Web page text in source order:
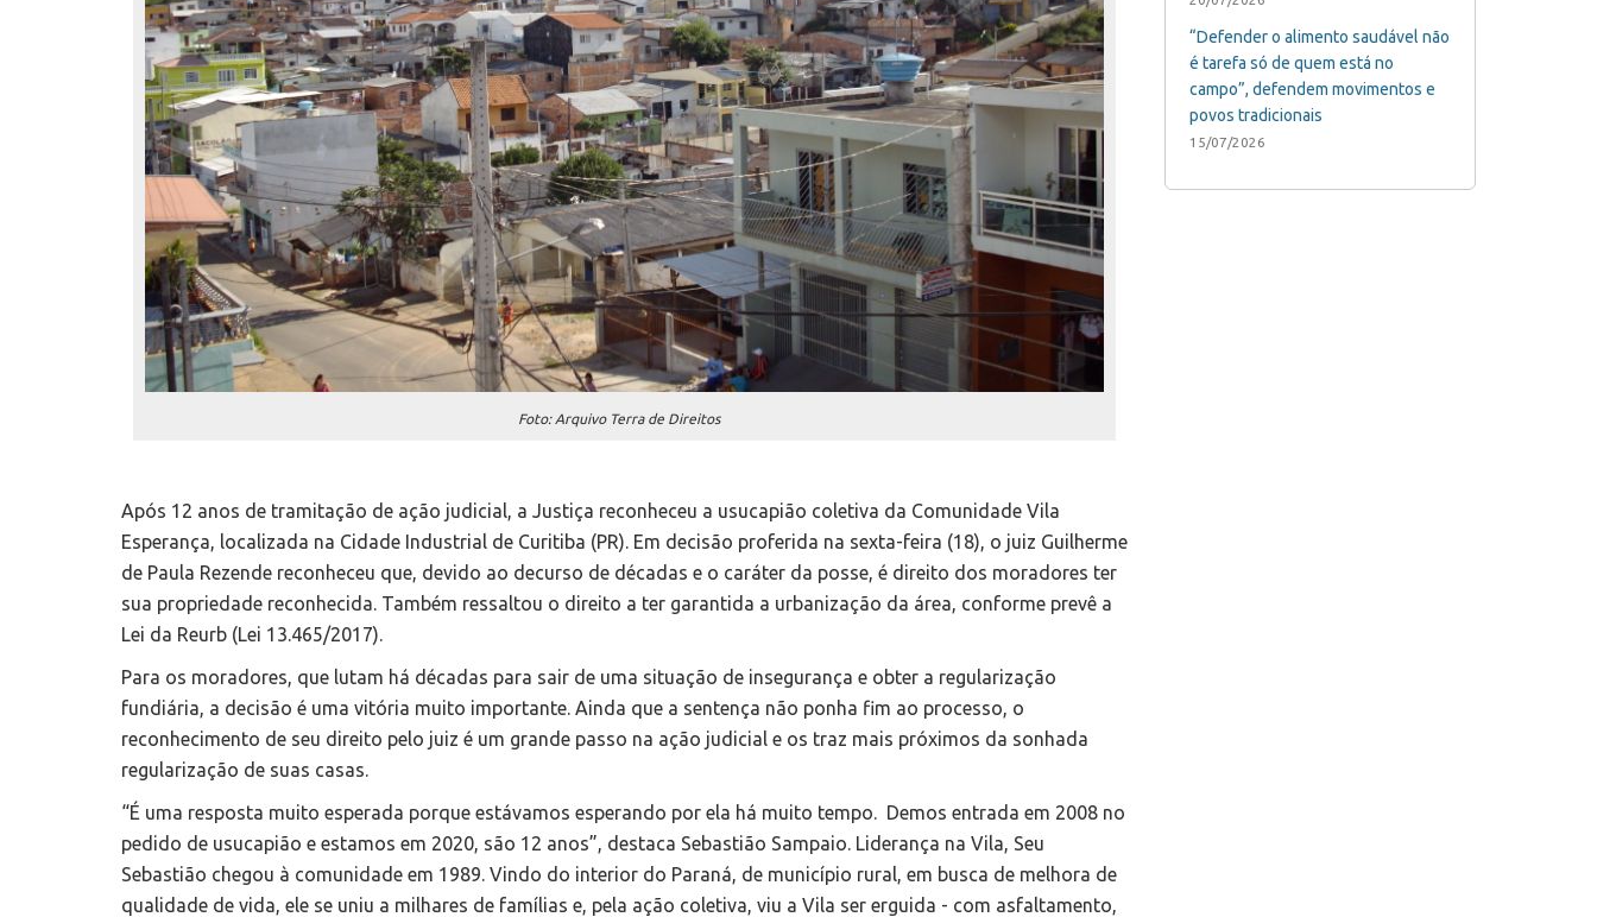
Foto: Arquivo Terra de Direitos
Após 12 anos de tramitação de ação judicial, a Justiça reconheceu a usucapião coletiva da Comunidade Vila
Esperança, localizada na Cidade Industrial de Curitiba (PR). Em decisão proferida na sexta-feira (18), o juiz Guilherme
de Paula Rezende reconheceu que, devido ao decurso de décadas e o caráter da posse, é direito dos moradores ter
sua propriedade reconhecida. Também ressaltou o direito a ter garantida a urbanização da área, conforme prevê a
Lei da Reurb (Lei 13.465/2017).
Para os moradores, que lutam há décadas para sair de uma situação de insegurança e obter a regularização
fundiária, a decisão é uma vitória muito importante. Ainda que a sentença não ponha fim ao processo, o
reconhecimento de seu direito pelo juiz é um grande passo na ação judicial e os traz mais próximos da sonhada
regularização de suas casas.
“É uma resposta muito esperada porque estávamos esperando por ela há muito tempo. Demos entrada em 2008 no
pedido de usucapião e estamos em 2020, são 12 anos”, destaca Sebastião Sampaio. Liderança na Vila, Seu
Sebastião chegou à comunidade em 1989. Vindo do interior do Paraná, de município rural, em busca de melhora de
qualidade de vida, ele se uniu a milhares de famílias e, pela ação coletiva, viu a Vila ser erguida - com asfaltamento,
“Defender o alimento saudável não
é tarefa só de quem está no
campo”, defendem movimentos e
povos tradicionais
15/07/2026